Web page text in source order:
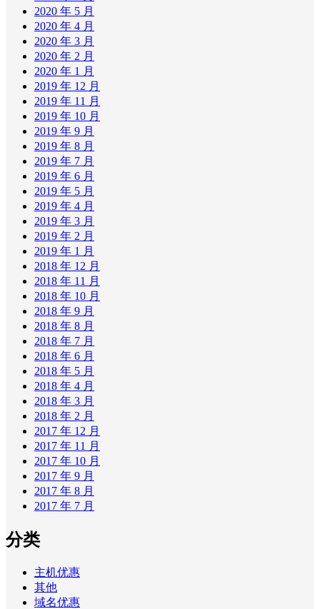
2020 年 5 月
2020 年 4 月
2020 年 3 月
2020 年 2 月
2020 年 1 月
2019 年 12 月
2019 年 11 月
2019 年 10 月
2019 年 9 月
2019 年 8 月
2019 年 7 月
2019 年 6 月
2019 年 5 月
2019 年 4 月
2019 年 3 月
2019 年 2 月
2019 年 1 月
2018 年 12 月
2018 年 11 月
2018 年 10 月
2018 年 9 月
2018 年 8 月
2018 年 7 月
2018 年 6 月
2018 年 5 月
2018 年 4 月
2018 年 3 月
2018 年 2 月
2017 年 12 月
2017 年 11 月
2017 年 10 月
2017 年 9 月
2017 年 8 月
2017 年 7 月
分类
主机优惠
其他
域名优惠